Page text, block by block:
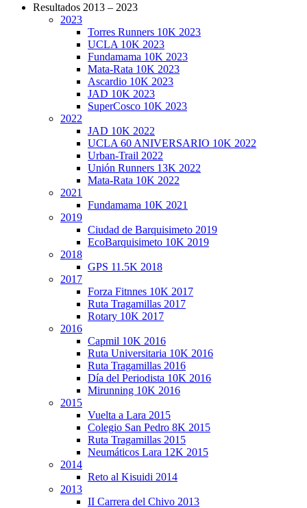
CarreraPro – Organización de eventos
deportivos
Resultados 2013 – 2023
2023
Torres Runners 10K 2023
UCLA 10K 2023
Fundamama 10K 2023
Mata-Rata 10K 2023
Ascardio 10K 2023
JAD 10K 2023
SuperCosco 10K 2023
2022
JAD 10K 2022
UCLA 60 ANIVERSARIO 10K 2022
Urban-Trail 2022
Unión Runners 13K 2022
Mata-Rata 10K 2022
2021
Fundamama 10K 2021
2019
Ciudad de Barquisimeto 2019
EcoBarquisimeto 10K 2019
2018
GPS 11.5K 2018
2017
Forza Fitnnes 10K 2017
Ruta Tragamillas 2017
Rotary 10K 2017
2016
Capmil 10K 2016
Ruta Universitaria 10K 2016
Ruta Tragamillas 2016
Día del Periodista 10K 2016
Mirunning 10K 2016
2015
Vuelta a Lara 2015
Colegio San Pedro 8K 2015
Ruta Tragamillas 2015
Neumáticos Lara 12K 2015
2014
Reto al Kisuidi 2014
2013
II Carrera del Chivo 2013